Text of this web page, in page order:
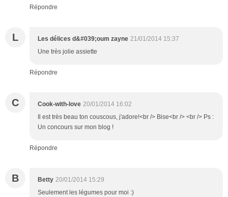
Répondre
L Les délices d&#039;oum zayne 21/01/2014 15:37
Une très jolie assiette
Répondre
C Cook-with-love 20/01/2014 16:02
Il est très beau ton couscous, j'adore!<br /> Bise<br /> <br /> Ps :
Un concours sur mon blog !
Répondre
B Betty 20/01/2014 15:29
Seulement les légumes pour moi :)